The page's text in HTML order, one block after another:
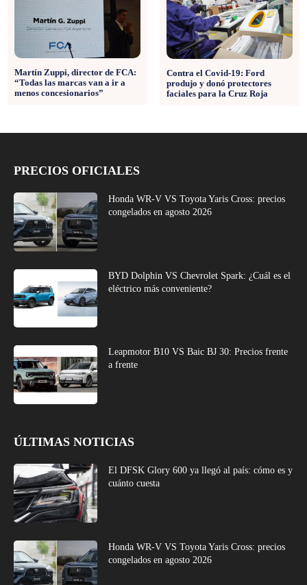
Martín Zuppi, director de FCA:
“Todas las marcas van a ir a
menos concesionarios”
Contra el Covid-19: Ford
produjo y donó protectores
faciales para la Cruz Roja
PRECIOS OFICIALES
Honda WR-V VS Toyota Yaris Cross: precios
congelados en agosto 2026
BYD Dolphin VS Chevrolet Spark: ¿Cuál es el
eléctrico más conveniente?
Leapmotor B10 VS Baic BJ 30: Precios frente
a frente
ÚLTIMAS NOTICIAS
El DFSK Glory 600 ya llegó al país: cómo es y
cuánto cuesta
Honda WR-V VS Toyota Yaris Cross: precios
congelados en agosto 2026